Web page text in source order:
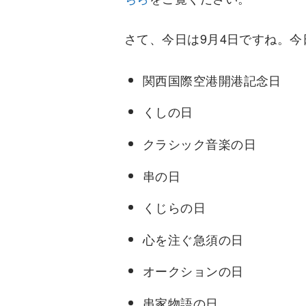
さて、今日は9月4日ですね。今
関西国際空港開港記念日
くしの日
クラシック音楽の日
串の日
くじらの日
心を注ぐ急須の日
オークションの日